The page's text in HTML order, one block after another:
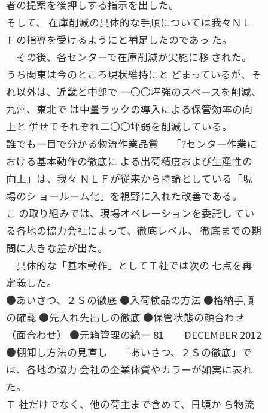
者の提案を後押しする指示を出した。
そして、 在庫削減の具体的な手順については我々ＮＬ
Ｆの指導を受けるようにと補足したのであっ た。
その後、各センターで在庫削減が実施に移 された。
うち関東は今のところ現状維持にと どまっているが、そ
れ以外は、近畿と中部で 一〇〇坪強のスペースを削減、
九州、東北で は中量ラックの導入による保管効率の向
上と 併せてそれぞれ二〇〇坪弱を削減している。
誰でも一目で分かる物流作業品質 「?センター作業に
おける基本動作の徹底に よる出荷精度および生産性の
向上」は、我々 ＮＬＦが従来から持論としている「現
場のシ ョールーム化」を視野に入れた改善である。
こ の取り組みでは、現場オペレーションを委託し てい
る各地の協力会社によって、徹底レベル、 徹底までの期
間に大きな差が出た。
具体的な「基本動作」としてＴ社では次の 七点を再
定義した。
●あいさつ、２Ｓの徹底 ●入荷検品の方法 ●格納手順
の確認 ●先入れ先出しの徹底 ●保管状態の顔合わせ
（面合わせ） ●元箱管理の統一 81 DECEMBER 2012
●棚卸し方法の見直し 「あいさつ、２Ｓの徹底」で
は、各地の協力 会社の企業体質やカラーが如実に表れ
た。
Ｔ 社だけでなく、他の荷主まで含めて、日頃か ら物流